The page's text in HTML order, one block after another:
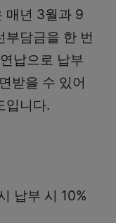
매년 3월과 9
부담금을 한 번
납으로 납부
받을 수 있어
입니다.
납부 시 10%